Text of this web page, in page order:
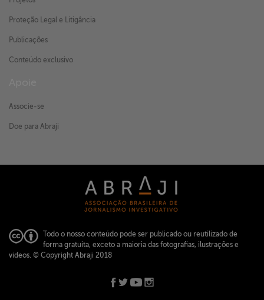
Proteção Legal e Litigância
Publicações
Conteúdo exclusivo
Associe-se
Doe para Abraji
Todo o nosso conteúdo pode ser publicado ou reutilizado de
forma gratuita, exceto a maioria das fotografias, ilustrações e
vídeos. © Copyright Abraji 2018